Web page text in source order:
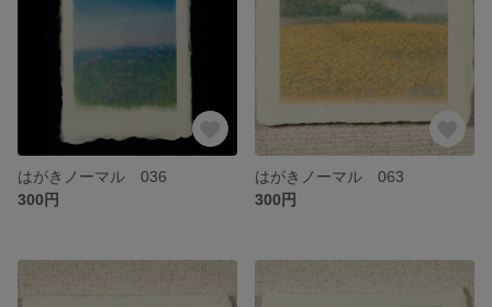
はがきノーマル 036
300円
はがきノーマル 063
300円